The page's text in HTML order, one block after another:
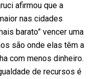
afirmou que a
nas cidades
barato” vencer uma
são onde elas têm a
com menos dinheiro.
de recursos é